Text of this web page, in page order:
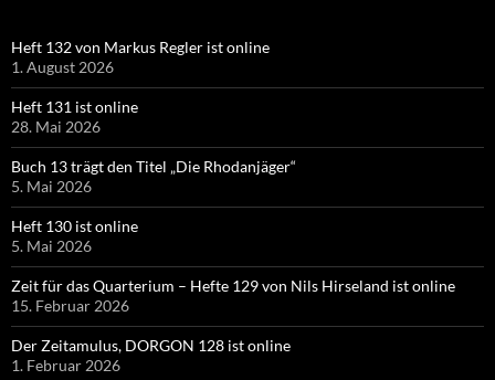
Heft 132 von Markus Regler ist online
1. August 2026
Heft 131 ist online
28. Mai 2026
Buch 13 trägt den Titel „Die Rhodanjäger“
5. Mai 2026
Heft 130 ist online
5. Mai 2026
Zeit für das Quarterium – Hefte 129 von Nils Hirseland ist online
15. Februar 2026
Der Zeitamulus, DORGON 128 ist online
1. Februar 2026